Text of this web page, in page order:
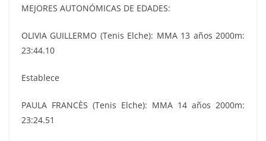
MEJORES AUTONÓMICAS DE EDADES:
OLIVIA GUILLERMO (Tenis Elche): MMA 13 años 2000m:
23:44.10
Establece
PAULA FRANCÈS (Tenis Elche): MMA 14 años 2000m:
23:24.51